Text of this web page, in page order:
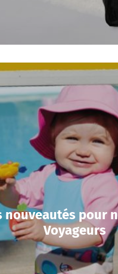
nouveautés pour
Voyageurs